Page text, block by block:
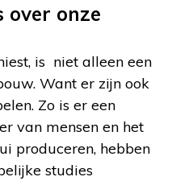
over onze
is niet alleen een
Want er zijn ook
Zo is er een
van mensen en het
produceren, hebben
studies